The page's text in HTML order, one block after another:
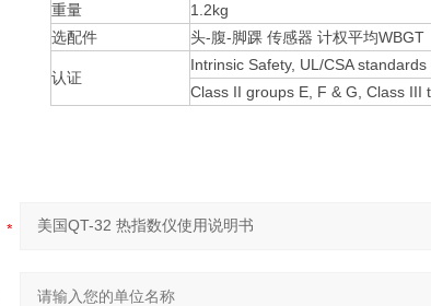
重量
1.2kg
选配件
头-腹-脚踝 传感器 计权平均WBGT
认证
Intrinsic Safety, UL/CSA
Class II groups E, F & G, Class III